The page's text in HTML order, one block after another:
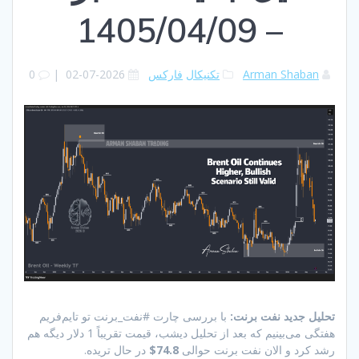
– 1405/04/09
Arman Shaban تکنیکال فارکس 2026-07-02
|
0
تحلیل جدید نفت برنت: با بررسی چارت #نفت_برنت تو تایم‌فریم
هفتگی می‌بینیم که بعد از تحلیل دیشب، قیمت تقریباً 1 دلار دیگه هم
رشد کرد و الان نفت برنت حوالی 74.8$
در حال تریده.